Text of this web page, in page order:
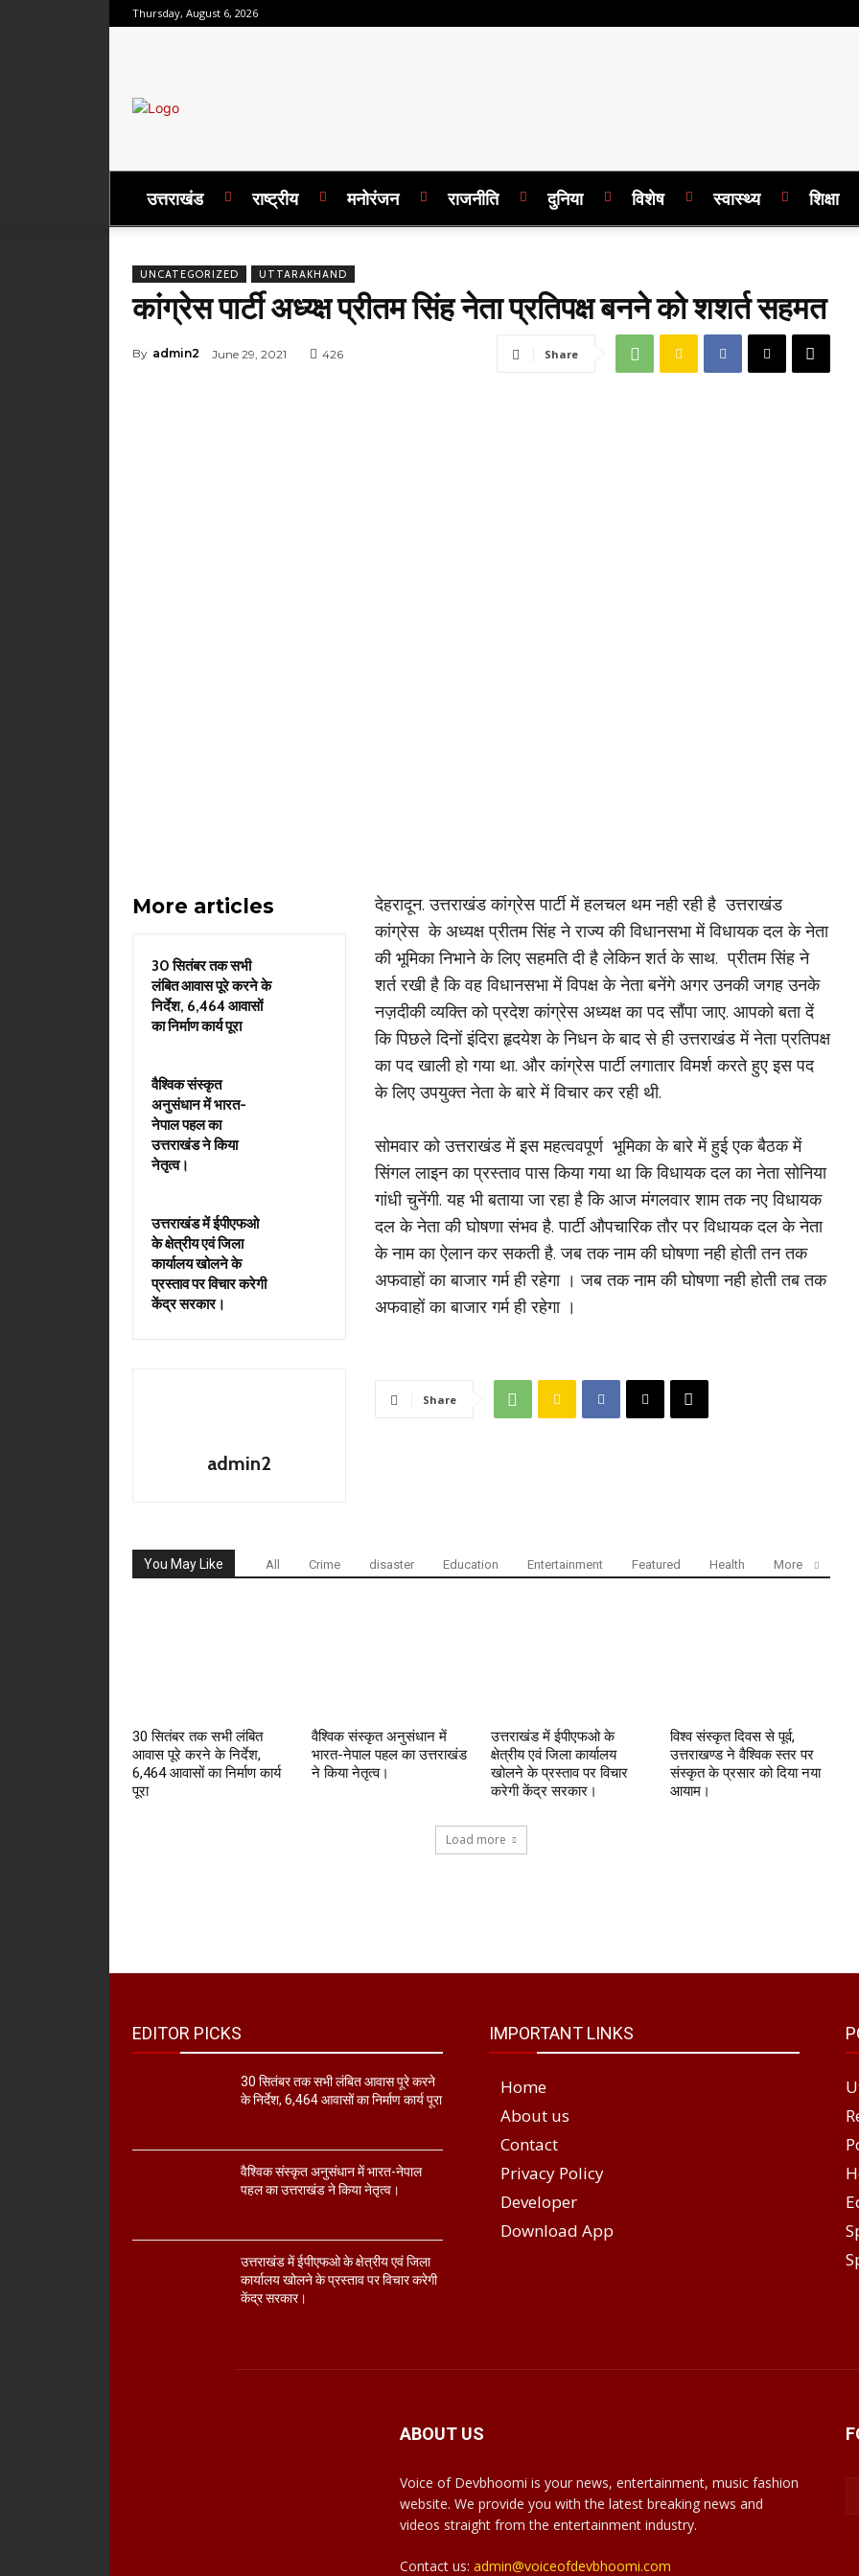
Thursday, August 6, 2026
उत्तराखंड राष्ट्रीय मनोरंजन राजनीति दुनिया विशेष स्वास्थ्य शिक्षा
UNCATEGORIZED UTTARAKHAND
कांग्रेस पार्टी अध्य्क्ष प्रीतम सिंह नेता प्रतिपक्ष बनने को शशर्त सहमत
By admin2 June 29, 2021 426 Share
More articles
30 सितंबर तक सभी
लंबित आवास पूरे करने के
निर्देश, 6,464 आवासों
का निर्माण कार्य पूरा
वैश्विक संस्कृत
अनुसंधान में भारत-
नेपाल पहल का
उत्तराखंड ने किया
नेतृत्व।
उत्तराखंड में ईपीएफओ
के क्षेत्रीय एवं जिला
कार्यालय खोलने के
प्रस्ताव पर विचार करेगी
केंद्र सरकार।
admin2
देहरादून. उत्तराखंड कांग्रेस पार्टी में हलचल थम नही रही है उत्तराखंड
कांग्रेस के अध्यक्ष प्रीतम सिंह ने राज्य की विधानसभा में विधायक दल के नेता
की भूमिका निभाने के लिए सहमति दी है लेकिन शर्त के साथ. प्रीतम सिंह ने
शर्त रखी है कि वह विधानसभा में विपक्ष के नेता बनेंगे अगर उनकी जगह उनके
नज़दीकी व्यक्ति को प्रदेश कांग्रेस अध्यक्ष का पद सौंपा जाए. आपको बता दें
कि पिछले दिनों इंदिरा हृदयेश के निधन के बाद से ही उत्तराखंड में नेता प्रतिपक्ष
का पद खाली हो गया था. और कांग्रेस पार्टी लगातार विमर्श करते हुए इस पद
के लिए उपयुक्त नेता के बारे में विचार कर रही थी.
सोमवार को उत्तराखंड में इस महत्ववपूर्ण भूमिका के बारे में हुई एक बैठक में
सिंगल लाइन का प्रस्ताव पास किया गया था कि विधायक दल का नेता सोनिया
गांधी चुनेंगी. यह भी बताया जा रहा है कि आज मंगलवार शाम तक नए विधायक
दल के नेता की घोषणा संभव है. पार्टी औपचारिक तौर पर विधायक दल के नेता
के नाम का ऐलान कर सकती है. जब तक नाम की घोषणा नही होती तन तक
अफवाहों का बाजार गर्म ही रहेगा । जब तक नाम की घोषणा नही होती तब तक
अफवाहों का बाजार गर्म ही रहेगा ।
Share
You May Like All Crime disaster Education Entertainment Featured Health More
30 सितंबर तक सभी लंबित
आवास पूरे करने के निर्देश,
6,464 आवासों का निर्माण कार्य
पूरा
वैश्विक संस्कृत अनुसंधान में
भारत-नेपाल पहल का उत्तराखंड
ने किया नेतृत्व।
उत्तराखंड में ईपीएफओ के
क्षेत्रीय एवं जिला कार्यालय
खोलने के प्रस्ताव पर विचार
करेगी केंद्र सरकार।
विश्व संस्कृत दिवस से पूर्व,
उत्तराखण्ड ने वैश्विक स्तर पर
संस्कृत के प्रसार को दिया नया
आयाम।
Load more
EDITOR PICKS
30 सितंबर तक सभी लंबित आवास पूरे करने
के निर्देश, 6,464 आवासों का निर्माण कार्य पूरा
वैश्विक संस्कृत अनुसंधान में भारत-नेपाल
पहल का उत्तराखंड ने किया नेतृत्व।
उत्तराखंड में ईपीएफओ के क्षेत्रीय एवं जिला
कार्यालय खोलने के प्रस्ताव पर विचार करेगी
केंद्र सरकार।
IMPORTANT LINKS
Home
About us
Contact
Privacy Policy
Developer
Download App
ABOUT US
Voice of Devbhoomi is your news, entertainment, music fashion
website. We provide you with the latest breaking news and
videos straight from the entertainment industry.
Contact us: admin@voiceofdevbhoomi.com